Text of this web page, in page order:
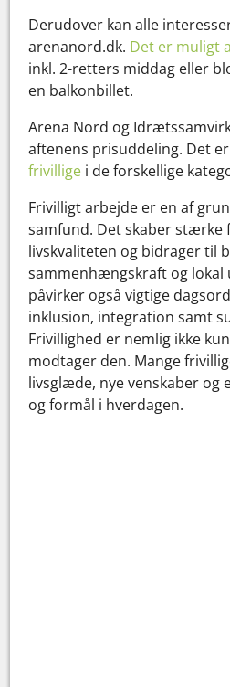
Derudover kan alle
arenanord.dk. Det er muligt
inkl. 2-retters middag eller
en balkonbillet.
Arena Nord og
aftenens prisuddeling. Det
frivillige i de forskellige
Frivilligt arbejde er en af
samfund. Det skaber stærke
livskvaliteten og bidrager til
sammenhængskraft og lokal
påvirker også vigtige
inklusion, integration samt
Frivillighed er nemlig ikke
modtager den. Mange
livsglæde, nye venskaber og
og formål i hverdagen.